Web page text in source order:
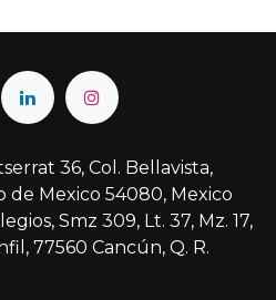
36, Col. Bellavista,
de Mexico 54080, Mexico
Smz 309, Lt. 37, Mz. 17,
77560 Cancún, Q. R.